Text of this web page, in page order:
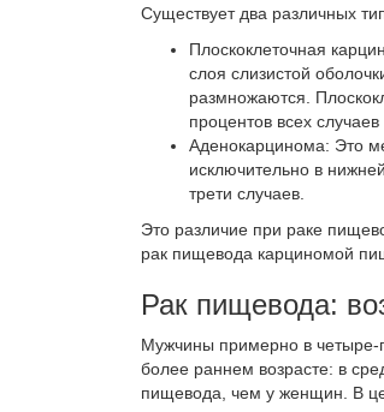
Существует два различных
Плоскоклеточная
слоя слизистой
размножаются.
процентов всех
Аденокарцинома: Это
исключительно в
трети случаев.
Это различие при раке
рак пищевода карциномой
Рак пищевода:
Мужчины примерно в четыре-
более раннем возрасте: в
пищевода, чем у женщин. В